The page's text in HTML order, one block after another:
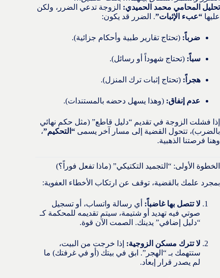
تحليل المحامي محمد الحميدي: الزوجة تدعي الضرر، ولكن
عليها “عبء الإثبات”. الضرر قد يكون:
ضرباً: (تحتاج تقارير طبية وأحكام جزائية).
سباً: (تحتاج شهوداً أو رسائل).
هجراً: (تحتاج إثبات ترك المنزل).
عدم إنفاق: (وهذا يسهل دحضه بالمستندات).
إذا فشلت الزوجة في تقديم “دليل قاطع” (مثل حكم نهائي
بالضرب)، تتحول القضية إلى مسار آخر يسمى “التحكيم”،
وهنا فرصتنا الذهبية.
الخطوة الأولى: “التجميد التكتيكي” (ماذا تفعل فوراً؟)
بمجرد علمك بالقضية، توقف عن ارتكاب الأخطاء العفوية:
لا تتصل بها غاضباً: أي رسالة واتساب، أو تسجيل
صوتي فيه تهديد أو شتيمة، سيتم تقديمه للمحكمة كـ
“دليل إضافي” يدينك. الصمت الآن قوة.
لا تترك مسكن الزوجية: إذا خرجت من البيت،
ستتهمك بـ “الهجر”. ابق في بيتك (أو في غرفتك) ما
لم يصدر قرار إبعاد.